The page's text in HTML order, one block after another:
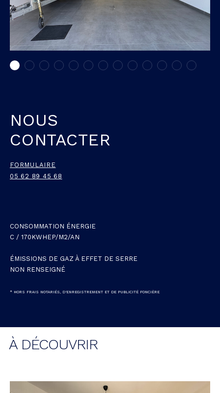
NOUS
CONTACTER
FORMULAIRE
05 62 89 45 68
CONSOMMATION ÉNERGIE
C / 170KWHEP/M2/AN
ÉMISSIONS DE GAZ À EFFET DE SERRE
NON RENSEIGNÉ
* HORS FRAIS NOTARIÉS, D'ENREGISTREMENT ET DE PUBLICITÉ FONCIÈRE
À DÉCOUVRIR